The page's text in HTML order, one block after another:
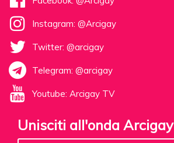
Instagram: @Arcigay
Twitter: @arcigay
Telegram: @arcigay
Youtube: Arcigay TV
Unisciti all'onda Arcigay